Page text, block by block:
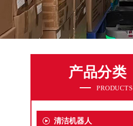
产品分类
PRODUCTS
清洁机器人